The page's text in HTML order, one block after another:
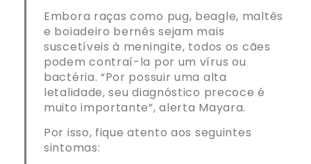
Embora raças como pug, beagle, maltês
e boiadeiro bernês sejam mais
suscetíveis à meningite, todos os cães
podem contraí-la por um vírus ou
bactéria. “Por possuir uma alta
letalidade, seu diagnóstico precoce é
muito importante”, alerta Mayara.
Por isso, fique atento aos seguintes
sintomas: